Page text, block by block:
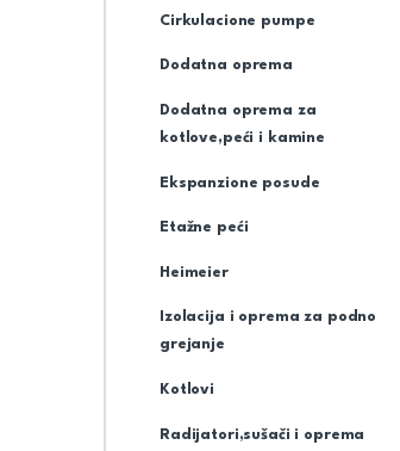
Cirkulacione pumpe
Dodatna oprema
Dodatna oprema za
kotlove,peći i kamine
Ekspanzione posude
Etažne peći
Heimeier
Izolacija i oprema za podno
grejanje
Kotlovi
Radijatori,sušači i oprema